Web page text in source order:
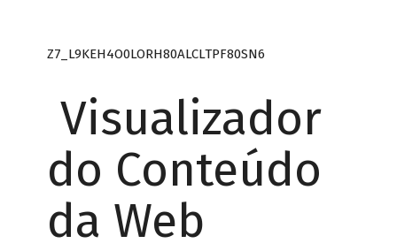
Z7_L9KEH4O0LORH80ALCLTPF80SN6
Visualizador
do Conteúdo
da Web